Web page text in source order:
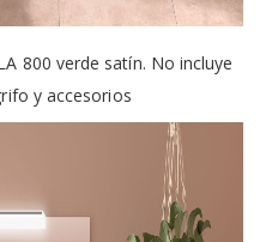
800 verde satín. No incluye
y accesorios